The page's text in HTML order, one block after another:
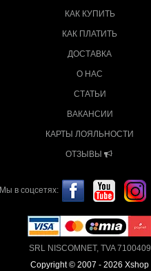
КАК КУПИТЬ
КАК ПЛАТИТЬ
ДОСТАВКА
О НАС
СТАТЬИ
ВАКАНСИИ
КАРТЫ ЛОЯЛЬНОСТИ
ОТЗЫВЫ
Мы в соцсетях:
SRL NISCOMNET, TVA 7100409
Copyright © 2007 - 2026 Xshop